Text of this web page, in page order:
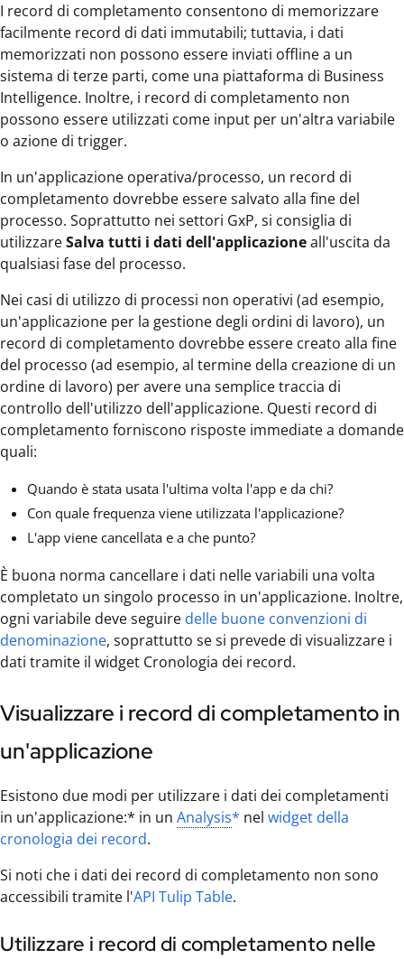
I record di completamento consentono di memorizzare
facilmente record di dati immutabili; tuttavia, i dati
memorizzati non possono essere inviati offline a un
sistema di terze parti, come una piattaforma di Business
Intelligence. Inoltre, i record di completamento non
possono essere utilizzati come input per un'altra variabile
o azione di trigger.
In un'applicazione operativa/processo, un record di
completamento dovrebbe essere salvato alla fine del
processo. Soprattutto nei settori GxP, si consiglia di
utilizzareSalva tutti i dati dell'applicazioneall'uscita da
qualsiasi fase del processo.
Nei casi di utilizzo di processi non operativi (ad esempio,
un'applicazione per la gestione degli ordini di lavoro), un
record di completamento dovrebbe essere creato alla fine
del processo (ad esempio, al termine della creazione di un
ordine di lavoro) per avere una semplice traccia di
controllo dell'utilizzo dell'applicazione. Questi record di
completamento forniscono risposte immediate a domande
quali:
Quando è stata usata l'ultima volta l'app e da chi?
Con quale frequenza viene utilizzata l'applicazione?
L'app viene cancellata e a che punto?
È buona norma cancellare i dati nelle variabili una volta
completato un singolo processo in un'applicazione. Inoltre,
ogni variabile deve seguire delle buone convenzioni di
denominazione, soprattutto se si prevede di visualizzare i
dati tramite il widget Cronologia dei record.
Visualizzare i record di completamento in
un'applicazione
Esistono due modi per utilizzare i dati dei completamenti
in un'applicazione:* in un Analysis* nel widget della
cronologia dei record.
Si noti che i dati dei record di completamento non sono
accessibili tramite l'API Tulip Table.
Utilizzare i record di completamento nelle